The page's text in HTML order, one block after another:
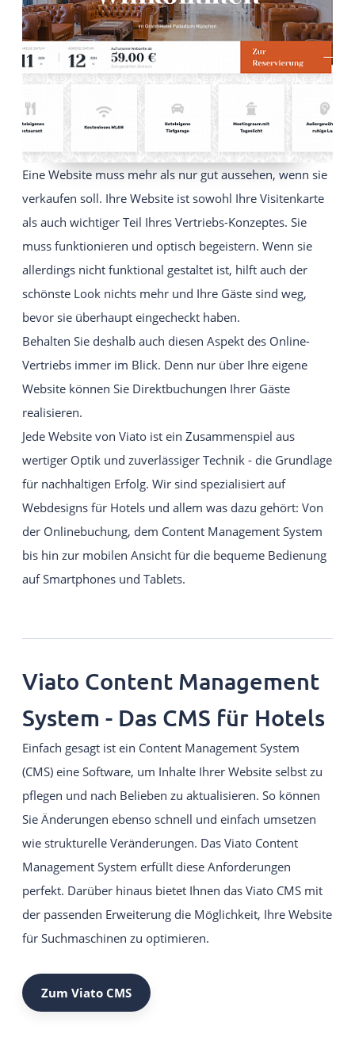
Intuitives und einfach zu bedienendes
Webseiten-Baukastensystem.
EIGENE WEBSITE
Individuelle Viato Website.
VIATO KICKSTARTER
Gastgeber mit bis zu 20 Zimmer.
IHREN ANBIETER WECHSELN
Eine Website muss mehr als nur gut aussehen, wenn sie
verkaufen soll. Ihre Website ist sowohl Ihre Visitenkarte
als auch wichtiger Teil Ihres Vertriebs-Konzeptes. Sie
muss funktionieren und optisch begeistern. Wenn sie
allerdings nicht funktional gestaltet ist, hilft auch der
schönste Look nichts mehr und Ihre Gäste sind weg,
bevor sie überhaupt eingecheckt haben.
Behalten Sie deshalb auch diesen Aspekt des Online-
Vertriebs immer im Blick. Denn nur über Ihre eigene
Website können Sie Direktbuchungen Ihrer Gäste
realisieren.
Jede Website von Viato ist ein Zusammenspiel aus
wertiger Optik und zuverlässiger Technik - die Grundlage
für nachhaltigen Erfolg. Wir sind spezialisiert auf
Webdesigns für Hotels und allem was dazu gehört: Von
der Onlinebuchung, dem Content Management System
bis hin zur mobilen Ansicht für die bequeme Bedienung
auf Smartphones und Tablets.
Viato Content Management
System - Das CMS für Hotels
Einfach gesagt ist ein Content Management System
(CMS) eine Software, um Inhalte Ihrer Website selbst zu
pflegen und nach Belieben zu aktualisieren. So können
Sie Änderungen ebenso schnell und einfach umsetzen
wie strukturelle Veränderungen. Das Viato Content
Management System erfüllt diese Anforderungen
perfekt. Darüber hinaus bietet Ihnen das Viato CMS mit
der passenden Erweiterung die Möglichkeit, Ihre Website
für Suchmaschinen zu optimieren.
Zum Viato CMS